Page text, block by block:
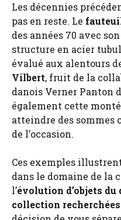
Les décennies
pas en reste. Le
des années 70 avec
structure en acier
évalué aux alentours
Vilbert, fruit de la
danois Verner Panton
également cette
atteindre des sommes
de l’occasion.
Ces exemples
dans le domaine de la
l’évolution d’objets
collection recherchées